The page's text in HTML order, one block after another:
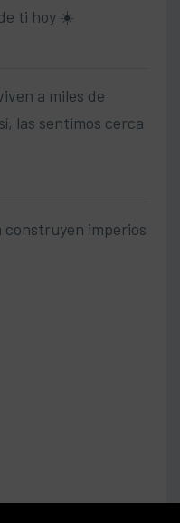
ti hoy ☀️
a miles de
las sentimos cerca
construyen imperios